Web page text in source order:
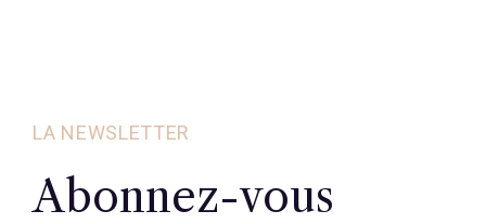
LA NEWSLETTER
Abonnez-vous